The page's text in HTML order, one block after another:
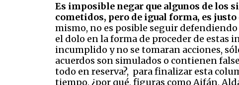
Es imposible negar que algunos de los
cometidos, pero de igual forma, es
mismo, no es posible seguir
el dolo en la forma de proceder de estas
incumplido y no se tomaran acciones,
acuerdos son simulados o contienen
todo en reserva?, para finalizar esta
tiempo, ¿por qué, figuras como Aifán,